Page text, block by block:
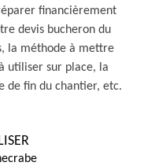
financièrement
devis bucheron du
la méthode à mettre
utiliser sur place, la
de fin du chantier, etc.